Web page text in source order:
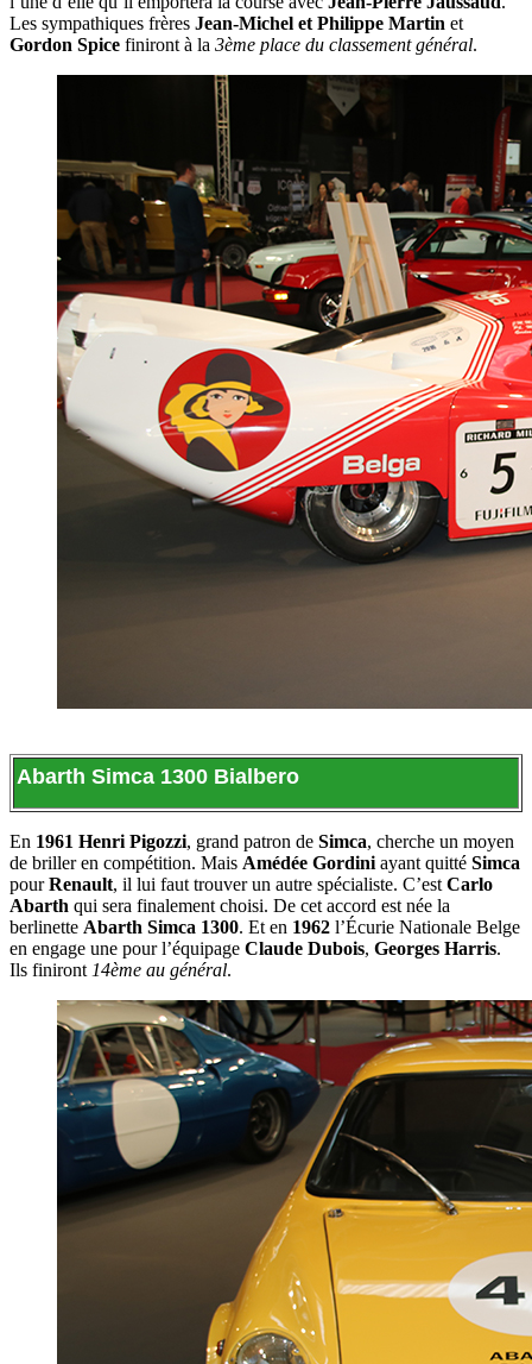
Les sympathiques frères Jean-Michel et Philippe Martin et
Gordon Spice finiront à la 3ème place du classement général.
Abarth Simca 1300 Bialbero
En 1961 Henri Pigozzi, grand patron de Simca, cherche un moyen
de briller en compétition. Mais Amédée Gordiniayant quitté Simca
pourRenault, il lui faut trouver un autre spécialiste. C’estCarlo
Abarth qui sera finalement choisi. De cet accord est née la
berlinette Abarth Simca 1300. Et en 1962 l’Écurie Nationale Belge
en engage une pour l’équipage Claude Dubois, Georges Harris.
Ils finiront14ème au général.